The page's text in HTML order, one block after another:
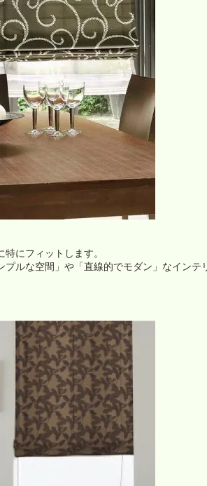
にフィットします。
ルな空間」や「直線的でモダン」なインテ